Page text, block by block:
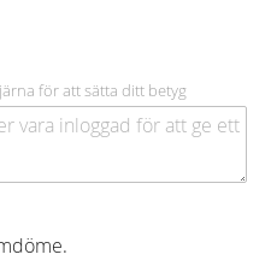
för att sätta ditt betyg